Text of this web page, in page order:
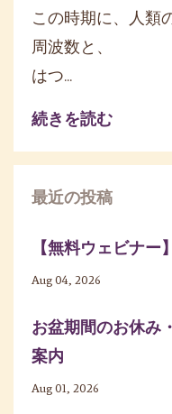
この時期に、
人類
周波数と、
はつ...
続きを読む
最近の投稿
【無料ウェビナー
Aug 04, 2026
お盆期間のお休み
案内
Aug 01, 2026